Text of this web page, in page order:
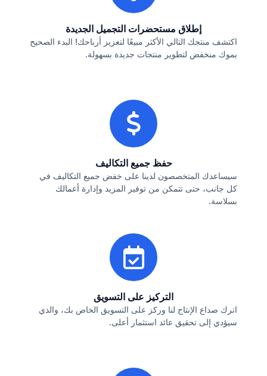
إطلاق مستحضرات التجميل الجديدة
اكتشف منتجك التالي الأكثر مبيعًا لتعزيز أرباحك! البدء الصحيح
بموك منخفض لتطوير منتجات جديدة بسهولة.
حفظ جميع التكاليف
سيساعدك المتخصصون لدينا على خفض جميع التكاليف في
كل جانب، حتى تتمكن من توفير المزيد وإدارة أعمالك
بسلاسة.
التركيز على التسويق
اترك صداع الإنتاج لنا وركز على التسويق الخاص بك، والذي
سيؤدي إلى تحقيق عائد استثمار أعلى.